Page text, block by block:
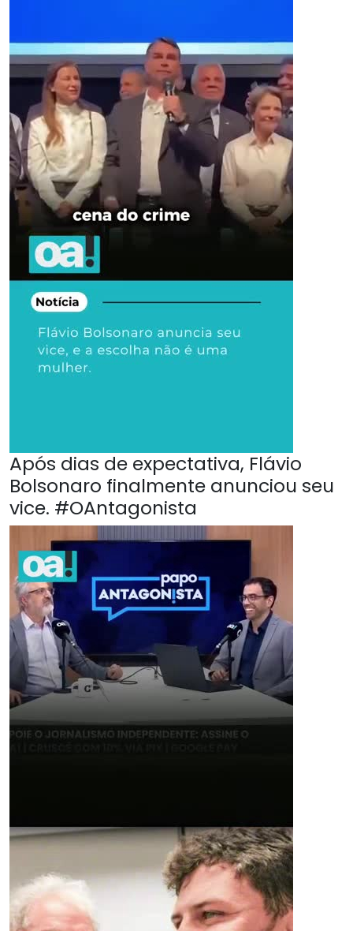
Após dias de expectativa, Flávio
Bolsonaro finalmente anunciou seu
vice. #OAntagonista